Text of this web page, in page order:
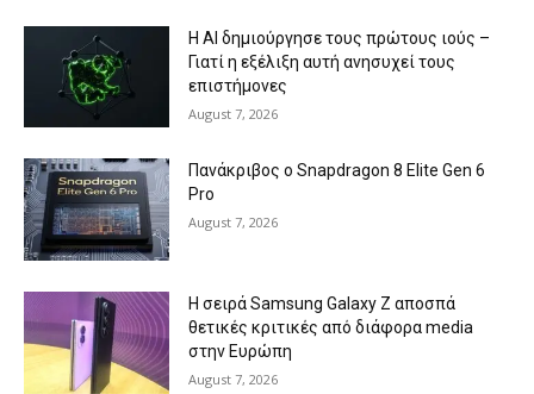
Η AI δημιούργησε τους πρώτους ιούς –
Γιατί η εξέλιξη αυτή ανησυχεί τους
επιστήμονες
August 7, 2026
Πανάκριβος ο Snapdragon 8 Elite Gen 6
Pro
August 7, 2026
Η σειρά Samsung Galaxy Z αποσπά
θετικές κριτικές από διάφορα media
στην Ευρώπη
August 7, 2026